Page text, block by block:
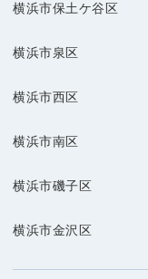
横浜市保土ケ谷区
横浜市泉区
横浜市西区
横浜市南区
横浜市磯子区
横浜市金沢区